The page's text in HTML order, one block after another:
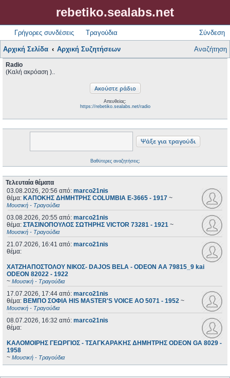
rebetiko.sealabs.net
Γρήγορες συνδέσεις Τραγούδια Σύνδεση
Αρχική Σελίδα Αρχική Συζητήσεων Αναζήτηση
Radio
(Καλή ακρόαση )..
Απευθείας:
https://rebetiko.sealabs.net/radio
Βαθύτερες αναζητήσεις;
Τελευταία θέματα
03.08.2026, 20:56 από: marco21nis
θέμα: ΚΑΠΟΚΗΣ ΔΗΜΗΤΡΗΣ COLUMBIA E-3665 - 1917 ~
Μουσική - Τραγούδια
03.08.2026, 20:55 από: marco21nis
θέμα: ΣΤΑΣΙΝΟΠΟΥΛΟΣ ΣΩΤΗΡΗΣ VICTOR 73281 - 1921 ~
Μουσική - Τραγούδια
21.07.2026, 16:41 από: marco21nis
θέμα:
ΧΑΤΖΗΑΠΟΣΤΟΛΟΥ ΝΙΚΟΣ- DAJOS BELA - ODEON AA 79815_9 kai
ODEON 82022 - 1922
~ Μουσική - Τραγούδια
17.07.2026, 17:44 από: marco21nis
θέμα: ΒΕΜΠΟ ΣΟΦΙΑ HIS MASTER'S VOICE AO 5071 - 1952 ~
Μουσική - Τραγούδια
08.07.2026, 16:32 από: marco21nis
θέμα:
ΚΑΛΟΜΟΙΡΗΣ ΓΕΩΡΓΙΟΣ - ΤΣΑΓΚΑΡΑΚΗΣ ΔΗΜΗΤΡΗΣ ODEON GA 8029 -
1958
~ Μουσική - Τραγούδια